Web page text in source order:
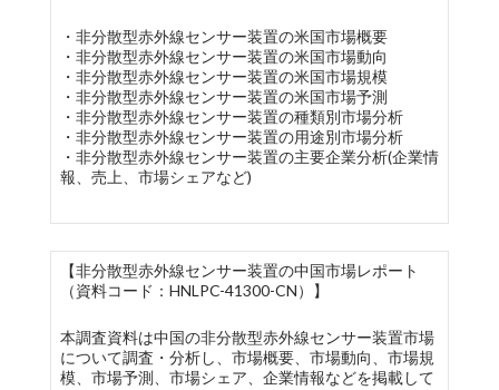
・非分散型赤外線センサー装置の米国市場概要
・非分散型赤外線センサー装置の米国市場動向
・非分散型赤外線センサー装置の米国市場規模
・非分散型赤外線センサー装置の米国市場予測
・非分散型赤外線センサー装置の種類別市場分析
・非分散型赤外線センサー装置の用途別市場分析
・非分散型赤外線センサー装置の主要企業分析(企業情
報、売上、市場シェアなど)
【非分散型赤外線センサー装置の中国市場レポート
（資料コード：HNLPC-41300-CN）】
本調査資料は中国の非分散型赤外線センサー装置市場
について調査・分析し、市場概要、市場動向、市場規
模、市場予測、市場シェア、企業情報などを掲載して